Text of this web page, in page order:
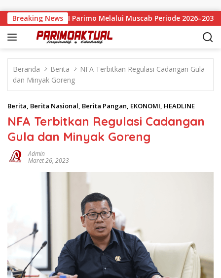
Breaking News
APRI Parimo Melalui Muscab Periode 2026–2030
Beranda Berita
NFA Terbitkan Regulasi Cadangan Gula
dan Minyak Goreng
Berita, Berita Nasional, Berita Pangan, EKONOMI, HEADLINE
NFA Terbitkan Regulasi Cadangan
Gula dan Minyak Goreng
Admin
Maret 26, 2023